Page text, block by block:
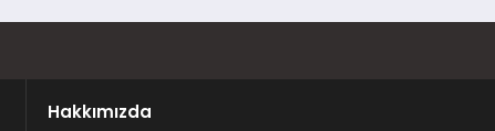
Hakkımızda